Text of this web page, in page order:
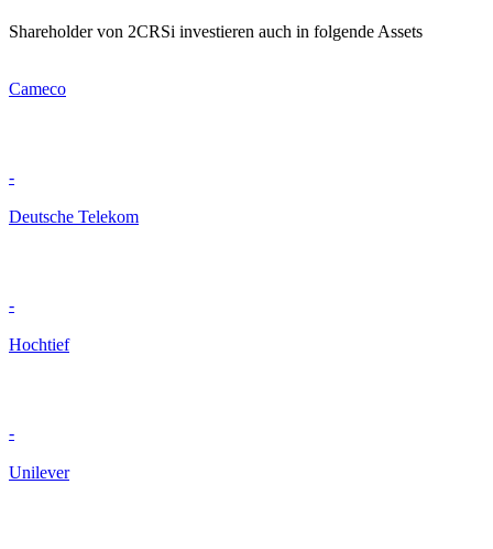
Shareholder von 2CRSi investieren auch in folgende Assets
Cameco
-
Deutsche Telekom
-
Hochtief
-
Unilever